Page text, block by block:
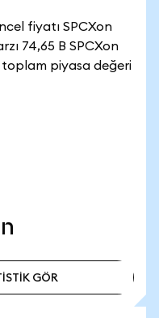
fiyatı SPCXon
74,65 B SPCXon
toplam piyasa değeri
GÖR